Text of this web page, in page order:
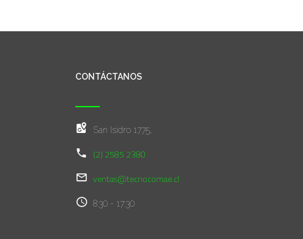
CONTÁCTANOS
San Isidro 1775,
(2) 2585 2380
ventas@tecnocomae.cl
8:30 - 17:30